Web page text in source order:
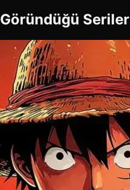
Göründüğü Seriler